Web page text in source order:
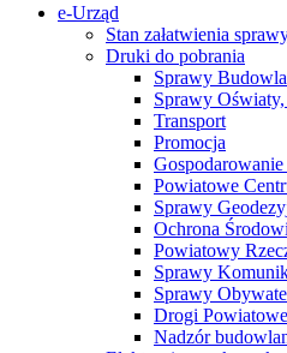
e-Urząd
Stan załatwienia
Druki do pobrania
Sprawy
Sprawy
Transport
Promocja
Powiatowe
Sprawy
Ochrona
Powiatowy
Sprawy
Sprawy
Drogi Powiatowe
Nadzór